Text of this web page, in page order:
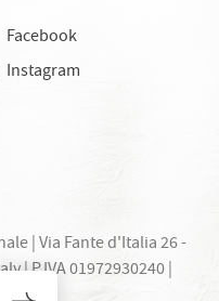
Facebook
Instagram
| Via Fante d'Italia 26 -
|P.IVA 01972930240 |